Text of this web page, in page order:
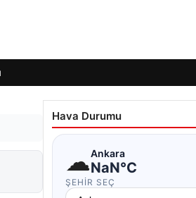
Hava Durumu
☁Ankara
NaN°C
ŞEHIR SEÇ